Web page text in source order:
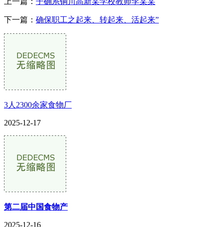
下一篇： 确保职工之起来、转起来、活起来”
3人2300余家食物厂
2025-12-17
第二届中国食物产
2025-12-16